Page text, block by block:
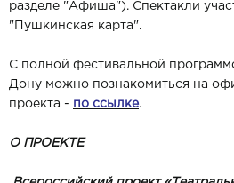
разделе "Афиша"). Спектакли
"Пушкинская карта".
С полной фестивальной
Дону можно познакомиться на
проекта - по ссылке.
О ПРОЕКТЕ